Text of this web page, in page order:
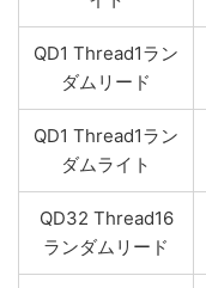
QD1 Thread1ラン
ダムリード
QD1 Thread1ラン
ダムライト
QD32 Thread16
ランダムリード